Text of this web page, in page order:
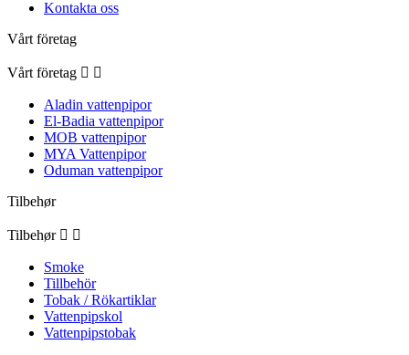
Kontakta oss
Vårt företag
Vårt företag  
Aladin vattenpipor
El-Badia vattenpipor
MOB vattenpipor
MYA Vattenpipor
Oduman vattenpipor
Tilbehør
Tilbehør  
Smoke
Tillbehör
Tobak / Rökartiklar
Vattenpipskol
Vattenpipstobak